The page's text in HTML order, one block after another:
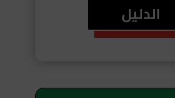
الدليل